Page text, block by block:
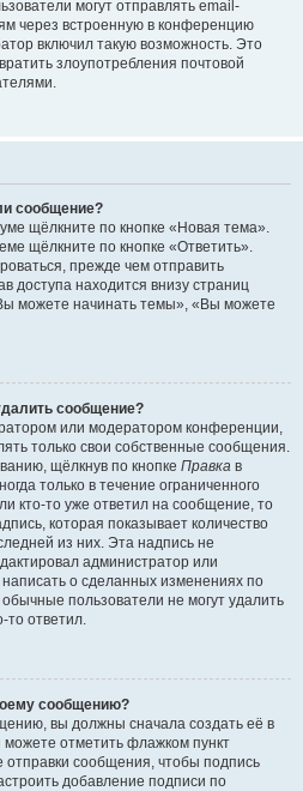
могут отправлять email-
через встроенную в конференцию
включил такую возможность. Это
злоупотребления почтовой
сообщение?
щёлкните по кнопке «Новая тема».
щёлкните по кнопке «Ответить».
прежде чем отправить
доступа находится внизу страниц
можете начинать темы», «Вы можете
сообщение?
или модератором конференции,
только свои собственные сообщения.
щёлкнув по кнопке Правка в
только в течение ограниченного
кто-то уже ответил на сообщение, то
которая показывает количество
из них. Эта надпись не
администратор или
о сделанных изменениях по
пользователи не могут удалить
то ответил.
сообщению?
вы должны сначала создать её в
отметить флажком пункт
отправки сообщения, чтобы подпись
добавление подписи по